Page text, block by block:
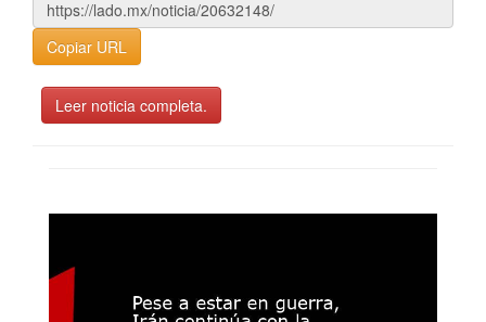
Copiar URL
Leer noticia completa.